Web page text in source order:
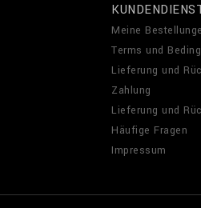
Meine
Terms und
Lieferung und
Zahlung
Lieferung und
Häufige Fragen
Impressum